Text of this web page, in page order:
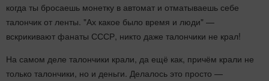
когда ты бросаешь монетку в автомат и отматываешь себе
талончик от ленты. "Ах какое было время и люди" —
вскрикивают фанаты СССР, никто даже талончики не крал!
На самом деле талончики крали, да ещё как, причём крали не
только талончики, но и деньги. Делалось это просто —